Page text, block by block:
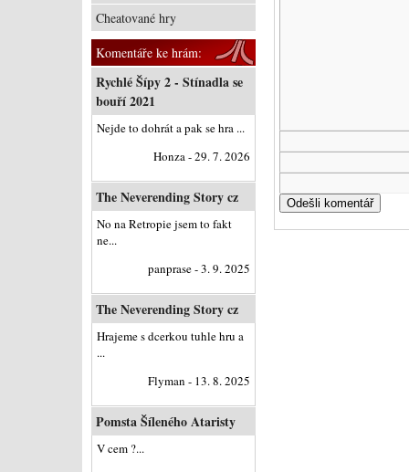
Cheatované hry
Komentáře ke hrám:
Rychlé Šípy 2 - Stínadla se
bouří 2021
Nejde to dohrát a pak se hra ...
Honza - 29. 7. 2026
The Neverending Story cz
No na Retropie jsem to fakt
ne...
panprase - 3. 9. 2025
The Neverending Story cz
Hrajeme s dcerkou tuhle hru a
...
Flyman - 13. 8. 2025
Pomsta Šíleného Ataristy
V cem ?...